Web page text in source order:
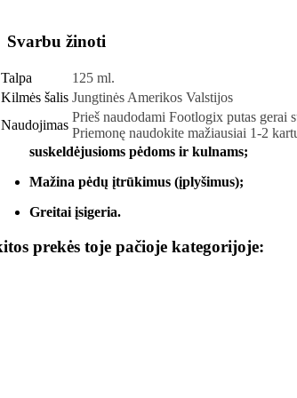
Svarbu žinoti
Talpa
125 ml.
Kilmės šalis Jungtinės Amerikos Valstijos
Naudojimas
Prieš naudodami Footlogix putas gerai
Priemonę naudokite mažiausiai 1-2
suskeldėjusioms pėdoms ir kulnams;
Mažina pėdų įtrūkimus (įplyšimus);
Greitai įsigeria.
prekės toje pačioje kategorijoje: